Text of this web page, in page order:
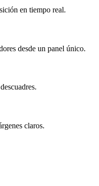
en tiempo real.
desde un panel único.
claros.